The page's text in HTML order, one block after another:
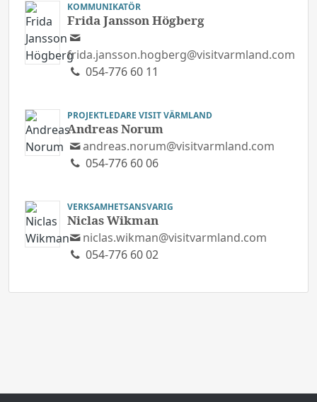
KOMMUNIKATÖR
Frida Jansson Högberg
frida.jansson.hogberg@visitvarmland.com
054-776 60 11
PROJEKTLEDARE VISIT VÄRMLAND
Andreas Norum
andreas.norum@visitvarmland.com
054-776 60 06
VERKSAMHETSANSVARIG
Niclas Wikman
niclas.wikman@visitvarmland.com
054-776 60 02